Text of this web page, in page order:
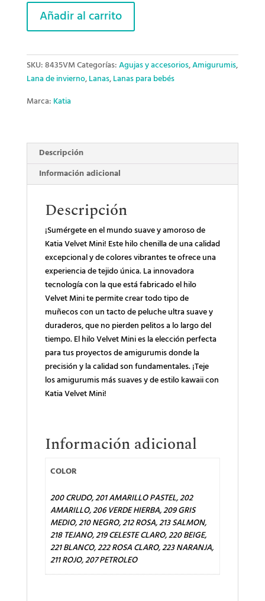
Velvet
Mini
Katia
Añadir al carrito
SKU:8435VMCategorías:Agujas y accesorios,Amigurumis,
Lana de invierno,Lanas,Lanas para bebés
Marca: Katia
Descripción
Información adicional
Descripción
¡Sumérgete en el mundo suave y amoroso de
Katia Velvet Mini! Este hilo chenilla de una calidad
excepcional y de colores vibrantes te ofrece una
experiencia de tejido única. La innovadora
tecnología con la que está fabricado el hilo
Velvet Mini te permite crear todo tipo de
muñecos con un tacto de peluche ultra suave y
duraderos, que no pierden pelitos a lo largo del
tiempo. El hilo Velvet Mini es la elección perfecta
para tus proyectos de amigurumis donde la
precisión y la calidad son fundamentales. ¡Teje
los amigurumis más suaves y de estilo kawaii con
Katia Velvet Mini!
Información adicional
COLOR
200 CRUDO, 201 AMARILLO PASTEL, 202
AMARILLO, 206 VERDE HIERBA, 209 GRIS
MEDIO, 210 NEGRO, 212 ROSA, 213 SALMON,
218 TEJANO, 219 CELESTE CLARO, 220 BEIGE,
221 BLANCO, 222 ROSA CLARO, 223 NARANJA,
211 ROJO, 207 PETROLEO